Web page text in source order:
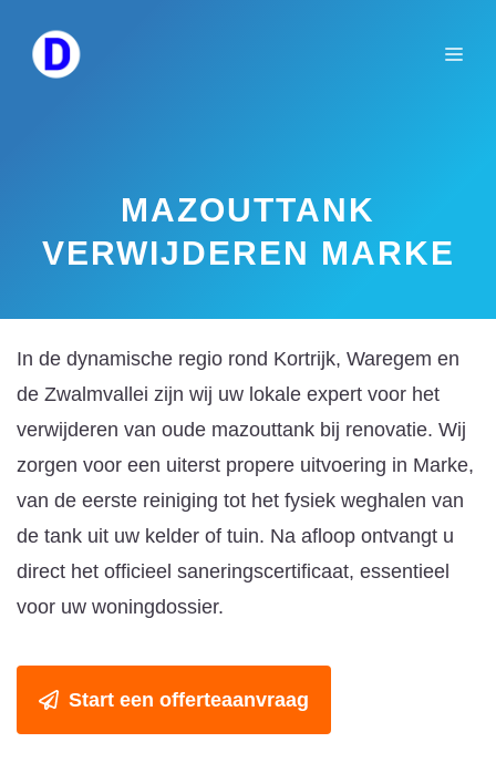
naar
MAZOUTTANK
VERWIJDEREN MARKE
In de dynamische regio rond Kortrijk, Waregem en
de Zwalmvallei zijn wij uw lokale expert voor het
verwijderen van oude mazouttank bij renovatie. Wij
zorgen voor een uiterst propere uitvoering in Marke,
van de eerste reiniging tot het fysiek weghalen van
de tank uit uw kelder of tuin. Na afloop ontvangt u
direct het officieel saneringscertificaat, essentieel
voor uw woningdossier.
Start een offerteaanvraag